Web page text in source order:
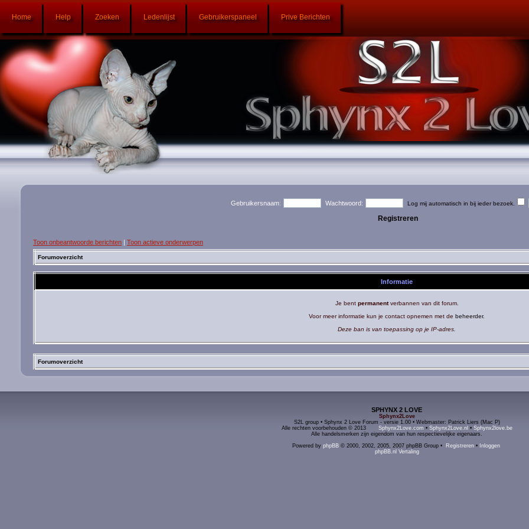
Home Help Zoeken Ledenlijst Gebruikerspaneel Prive Berichten
Gebruikersnaam: Wachtwoord: Log mij automatisch in bij ieder bezoek.
Registreren
Toon onbeantwoorde berichten | Toon actieve onderwerpen
Forumoverzicht
Informatie
Je bent permanentverbannen van dit forum.
Voor meer informatie kun je contact opnemen met de beheerder.
Deze ban is van toepassing op je IP-adres.
Forumoverzicht
SPHYNX 2 LOVE
Sphynx2Love
S2L group • Sphynx 2 Love Forum - versie 1.00 • Webmaster: Patrick Liers (Mac P)
Alle rechten voorbehouden © 2013 Sphynx2Love.com • Sphynx2Love.nl • Sphynx2love.be
Alle handelsmerken zijn eigendom van hun respectievelijke eigenaars.
Powered by phpBB© 2000, 2002, 2005, 2007 phpBB Group • Registreren• Inloggen
phpBB.nl Vertaling